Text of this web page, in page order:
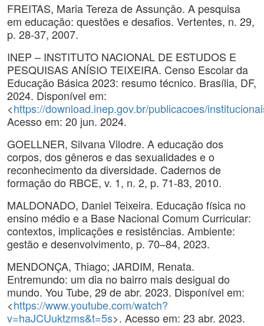
FREITAS, Maria Tereza de Assunção. A pesquisa
em educação: questões e desafios. Vertentes, n. 29,
p. 28-37, 2007.
INEP – INSTITUTO NACIONAL DE ESTUDOS E
PESQUISAS ANÍSIO TEIXEIRA. Censo Escolar da
Educação Básica 2023: resumo técnico. Brasília, DF,
2024. Disponível em:
<https://download.inep.gov.br/publicacoes/
Acesso em: 20 jun. 2024.
GOELLNER, Silvana Vilodre. A educação dos
corpos, dos gêneros e das sexualidades e o
reconhecimento da diversidade. Cadernos de
formação do RBCE, v. 1, n. 2, p. 71-83, 2010.
MALDONADO, Daniel Teixeira. Educação física no
ensino médio e a Base Nacional Comum Curricular:
contextos, implicações e resistências. Ambiente:
gestão e desenvolvimento, p. 70–84, 2023.
MENDONÇA, Thiago; JARDIM, Renata.
Entremundo: um dia no bairro mais desigual do
mundo. You Tube, 29 de abr. 2023. Disponível em:
<https://www.youtube.com/watch?
v=haJCUuktzms&t=5s>. Acesso em: 23 abr. 2023.